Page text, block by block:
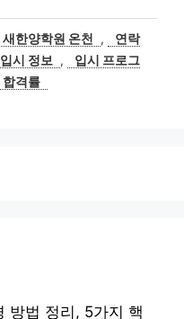
새한양학원 온천 ,
연락
입시 정보 ,
입시 프로그
합격률
방법 정리, 5가지 핵